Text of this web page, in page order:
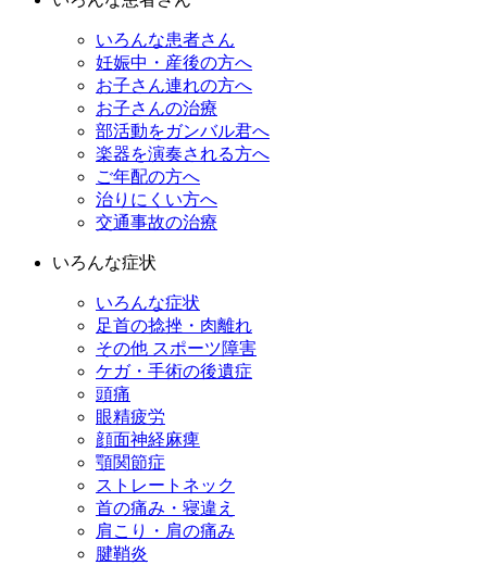
いろんな患者さん
妊娠中・産後の方へ
お子さん連れの方へ
お子さんの治療
部活動をガンバル君へ
楽器を演奏される方へ
ご年配の方へ
治りにくい方へ
交通事故の治療
いろんな症状
いろんな症状
足首の捻挫・肉離れ
その他 スポーツ障害
ケガ・手術の後遺症
頭痛
眼精疲労
顔面神経麻痺
顎関節症
ストレートネック
首の痛み・寝違え
肩こり・肩の痛み
腱鞘炎